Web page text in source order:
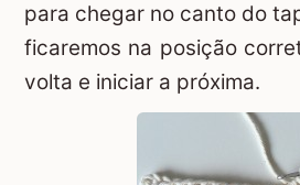
para chegar no canto do
ficaremos na posição
volta e iniciar a próxima.